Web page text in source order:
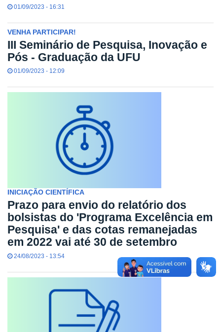
01/09/2023 - 16:31
VENHA PARTICIPAR!
III Seminário de Pesquisa, Inovação e
Pós - Graduação da UFU
01/09/2023 - 12:09
INICIAÇÃO CIENTÍFICA
Prazo para envio do relatório dos
bolsistas do 'Programa Excelência em
Pesquisa' e das cotas remanejadas
em 2022 vai até 30 de setembro
24/08/2023 - 13:54